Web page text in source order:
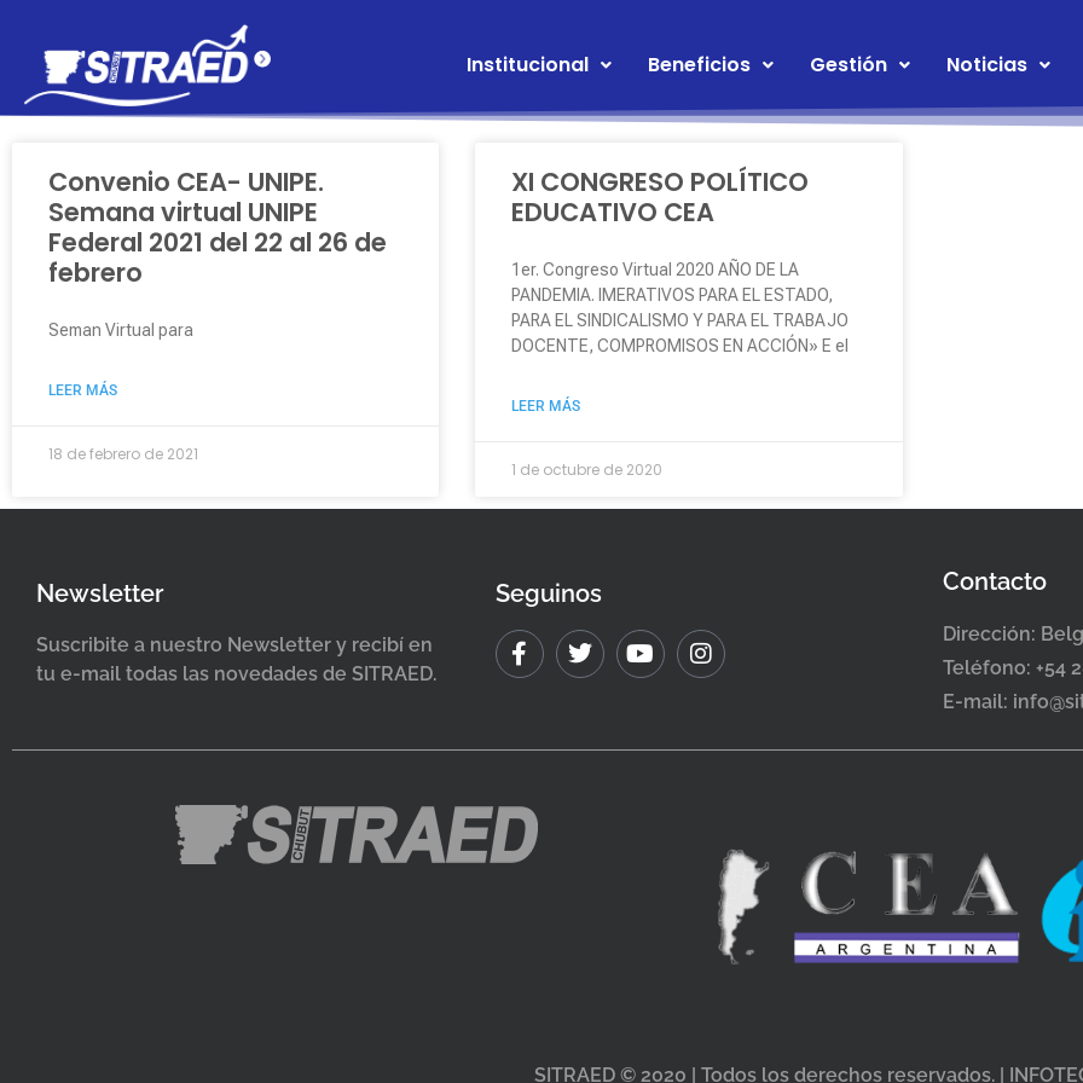
Institucional Beneficios Gestión Noticias
Convenio CEA- UNIPE.
Semana virtual UNIPE
Federal 2021 del 22 al 26 de
febrero
Seman Virtual para
LEER MÁS
18 de febrero de 2021
XI CONGRESO POLÍTICO
EDUCATIVO CEA
1er. Congreso Virtual 2020 AÑO DE LA
PANDEMIA. IMERATIVOS PARA EL ESTADO,
PARA EL SINDICALISMO Y PARA EL TRABAJO
DOCENTE, COMPROMISOS EN ACCIÓN» E el
LEER MÁS
1 de octubre de 2020
Newsletter
Suscribite a nuestro Newsletter y recibí en
tu e-mail todas las novedades de SITRAED.
Seguinos Contacto
Dirección:
Teléfono: +54
E-mail:
SITRAED © 2020 | Todos los derechos reservados. |